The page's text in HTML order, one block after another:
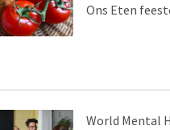
Ons Eten
World Mental